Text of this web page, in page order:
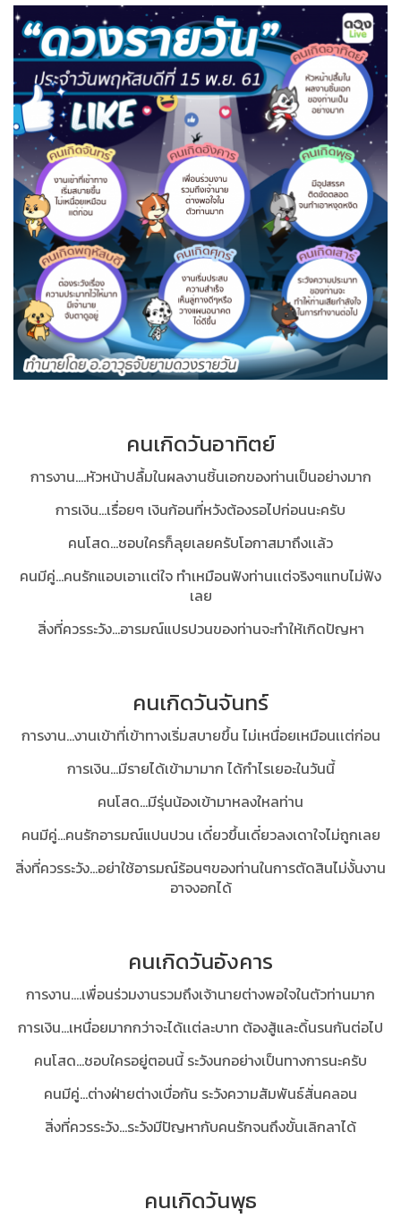
คนเกิดวันอาทิตย์
การงาน....หัวหน้าปลื้มในผลงานชิ้นเอกของท่านเป็นอย่างมาก
การเงิน...เรื่อยๆ เงินก้อนที่หวังต้องรอไปก่อนนะครับ
คนโสด…ชอบใครก็ลุยเลยครับโอกาสมาถึงเเล้ว
คนมีคู่…คนรักแอบเอาเเต่ใจ ทำเหมือนฟังท่านเเต่จริงๆแทบไม่ฟัง
เลย
สิ่งที่ควรระวัง…อารมณ์แปรปวนของท่านจะทำให้เกิดปัญหา
คนเกิดวันจันทร์
การงาน...งานเข้าที่เข้าทางเริ่มสบายขึ้น ไม่เหนื่อยเหมือนเเต่ก่อน
การเงิน…มีรายได้เข้ามามาก ได้กำไรเยอะในวันนี้
คนโสด...มีรุ่นน้องเข้ามาหลงใหลท่าน
คนมีคู่...คนรักอารมณ์แปนปวน เดี๋ยวขึ้นเดี๋ยวลงเดาใจไม่ถูกเลย
สิ่งที่ควรระวัง...อย่าใช้อารมณ์ร้อนๆของท่านในการตัดสินไม่งั้นงาน
อาจงอกได้
คนเกิดวันอังคาร
การงาน....เพื่อนร่วมงานรวมถึงเจ้านายต่างพอใจในตัวท่านมาก
การเงิน...เหนื่อยมากกว่าจะได้เเต่ละบาท ต้องสู้และดิ้นรนกันต่อไป
คนโสด...ชอบใครอยู่ตอนนี้ ระวังนกอย่างเป็นทางการนะครับ
คนมีคู่…ต่างฝ่ายต่างเบื่อกัน ระวังความสัมพันธ์สั่นคลอน
สิ่งที่ควรระวัง...ระวังมีปัญหากับคนรักจนถึงขั้นเลิกลาได้
คนเกิดวันพุธ